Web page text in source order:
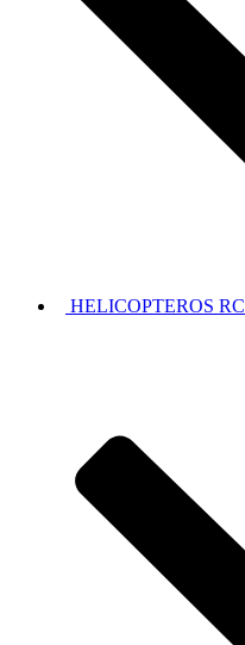
HELICOPTEROS RC